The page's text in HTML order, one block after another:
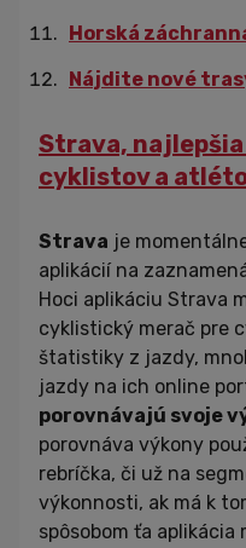
Horská
Nájdite nové
Strava,
cyklistov a
Strava je
aplikácií na
Hoci aplikáciu Strava
cyklistický merač pre
štatistiky z jazdy,
jazdy na ich online
porovnávajú svoje
porovnáva výkony
rebríčka, či už na
výkonnosti, ak má k
spôsobom ťa